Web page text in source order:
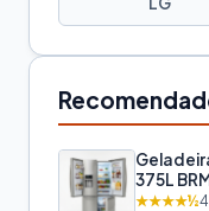
375L
★★★★½